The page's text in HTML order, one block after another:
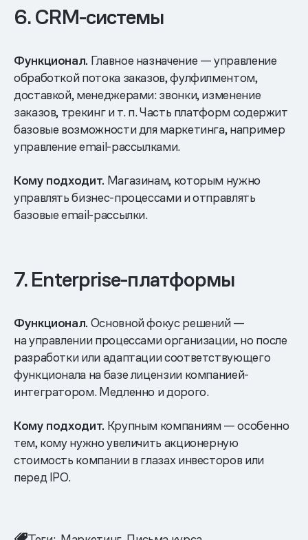
6. CRM-системы
Функционал. Главное назначение — управление
обработкой потока заказов, фулфилментом,
доставкой, менеджерами: звонки, изменение
заказов, трекинг и т. п. Часть платформ содержит
базовые возможности для маркетинга, например
управление email-рассылками.
Кому подходит. Магазинам, которым нужно
управлять бизнес-процессами и отправлять
базовые email-рассылки.
7. Enterprise-платформы
Функционал. Основной фокус решений —
на управлении процессами организации, но после
разработки или адаптации соответствующего
функционала на базе лицензии компанией-
интегратором. Медленно и дорого.
Кому подходит. Крупным компаниям — особенно
тем, кому нужно увеличить акционерную
стоимость компании в глазах инвесторов или
перед IPO.